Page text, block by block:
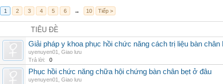
1 2 3 4 5 6 → 10 Tiếp >
TIÊU ĐỀ
Giải pháp y khoa phục hồi chức năng cách trị liệu bàn chân
uyenuyen01
Giao lưu
Trả lời:
0
Phục hồi chức năng chữa hội chứng bàn chân bẹt ở đâu
uyenuyen01
Giao lưu